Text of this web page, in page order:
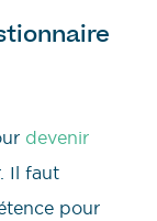
devenir
Il faut
pour